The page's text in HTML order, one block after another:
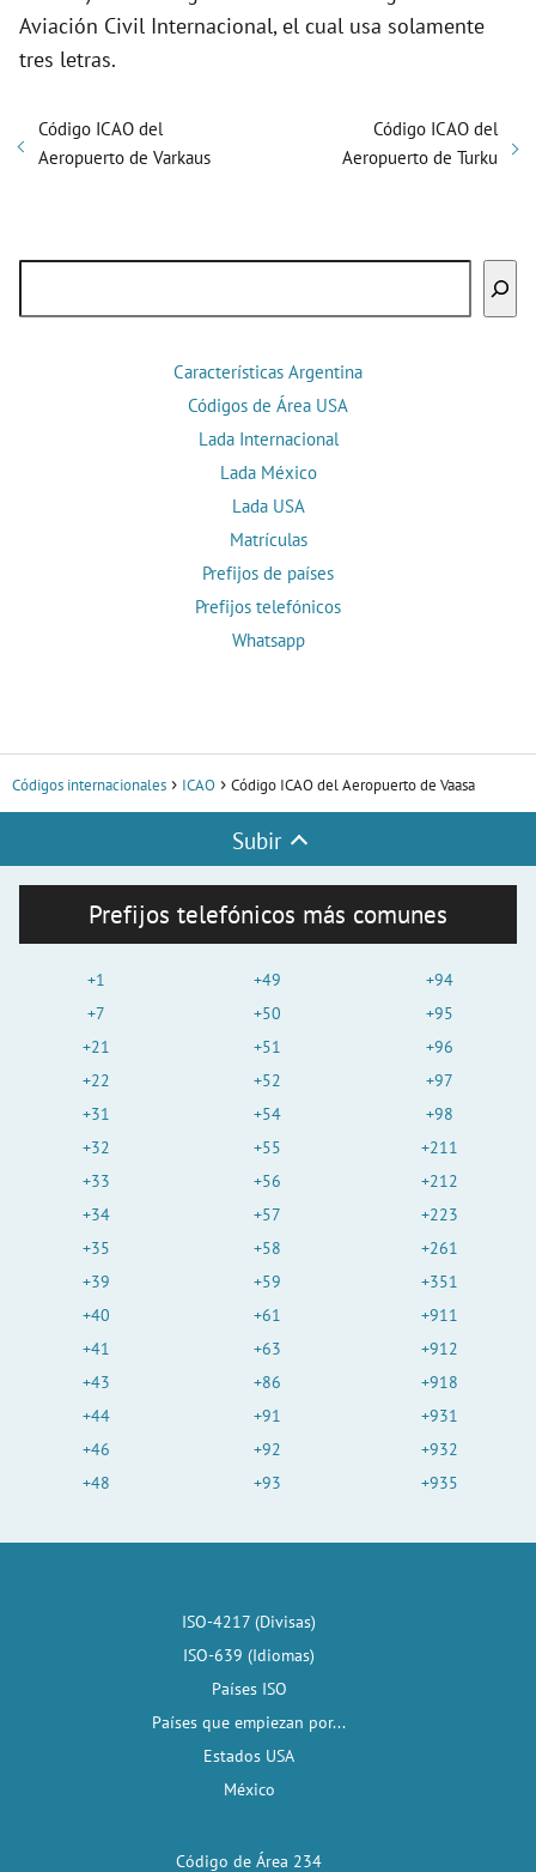
Aviación Civil Internacional, el cual usa solamente
tres letras.
Código ICAO del
Aeropuerto de Varkaus
Código ICAO del
Aeropuerto de Turku
Características Argentina
Códigos de Área USA
Lada Internacional
Lada México
Lada USA
Matrículas
Prefijos de países
Prefijos telefónicos
Whatsapp
Códigos internacionales ICAO Código ICAO del Aeropuerto de Vaasa
Subir
Prefijos telefónicos más comunes
+1
+7
+21
+22
+31
+32
+33
+34
+35
+39
+40
+41
+43
+44
+46
+48
+49
+50
+51
+52
+54
+55
+56
+57
+58
+59
+61
+63
+86
+91
+92
+93
+94
+95
+96
+97
+98
+211
+212
+223
+261
+351
+911
+912
+918
+931
+932
+935
ISO-4217 (Divisas)
ISO-639 (Idiomas)
Países ISO
Países que empiezan por...
Estados USA
México
Código de Área 234